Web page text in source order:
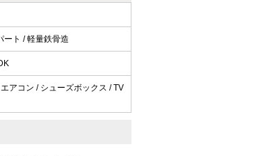
ート / 軽量鉄骨造
アコン / シューズボックス / TV